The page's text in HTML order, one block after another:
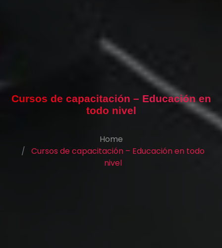
Cursos de capacitación – Educación en
todo nivel
Home
Cursos de capacitación – Educación en todo
nivel